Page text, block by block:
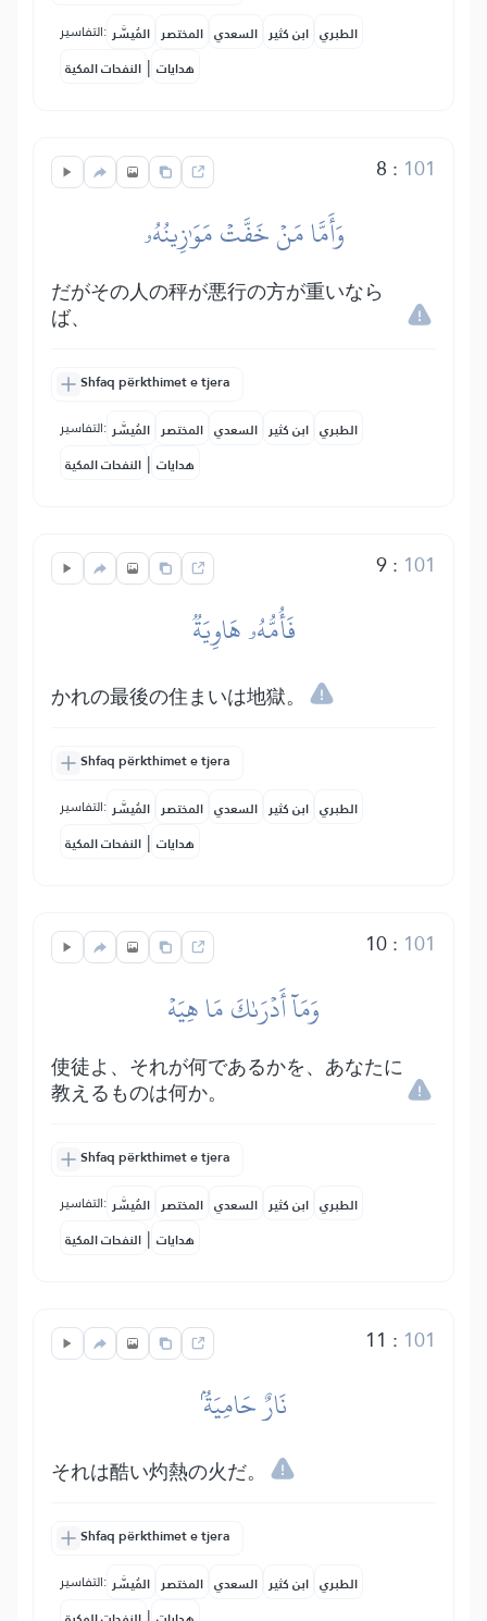
التفاسير: المُيسَّر المختصر السعدي ابن كثير الطبري
النفحات المكية | هدايات
8 : 101
وَأَمَّا مَنۡ خَفَّتۡ مَوَٰزِينُهُۥ
だがその人の秤が悪行の方が重いなら
ば、
Shfaq përkthimet e tjera
التفاسير: المُيسَّر المختصر السعدي ابن كثير الطبري
النفحات المكية | هدايات
9: 101
فَأُمُّهُۥ هَاوِيَةٞ
かれの最後の住まいは地獄。
Shfaq përkthimet e tjera
التفاسير: المُيسَّر المختصر السعدي ابن كثير الطبري
النفحات المكية | هدايات
10: 101
وَمَآ أَدۡرَىٰكَ مَا هِيَهۡ
使徒よ、それが何であるかを、あなたに
教えるものは何か。
Shfaq përkthimet e tjera
التفاسير: المُيسَّر المختصر السعدي ابن كثير الطبري
النفحات المكية | هدايات
11 : 101
نَارٌ حَامِيَةُۢ
それは酷い灼熱の火だ。
Shfaq përkthimet e tjera
التفاسير: المُيسَّر المختصر السعدي ابن كثير الطبري